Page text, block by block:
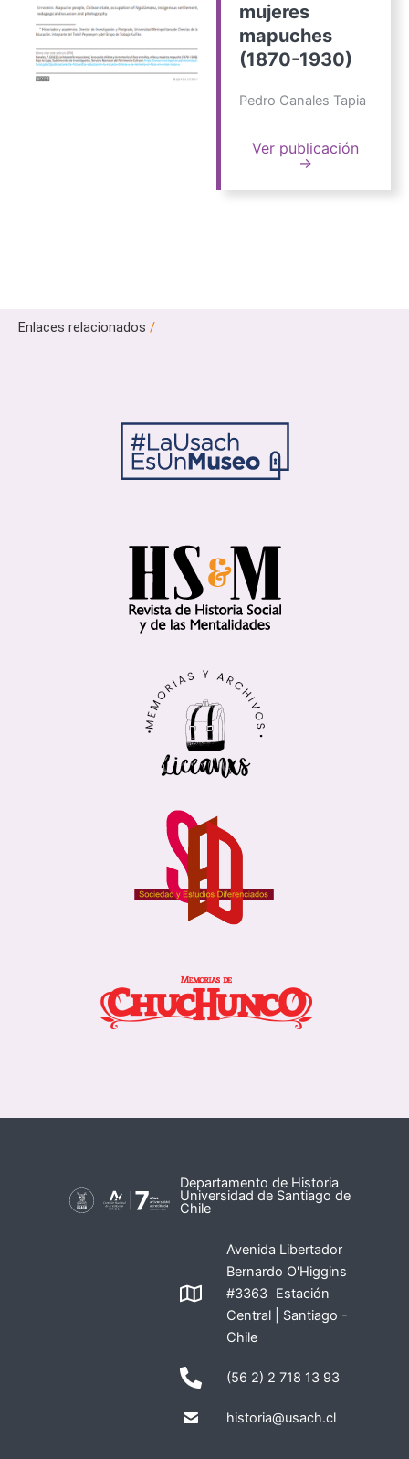
mujeres
mapuches
(1870-1930)
Pedro Canales Tapia
Ver publicación
→
Enlaces relacionados /
Departamento de Historia
Universidad de Santiago de
Chile
Avenida Libertador
Bernardo O'Higgins
#3363 Estación
Central | Santiago -
Chile
(56 2) 2 718 13 93
historia@usach.cl